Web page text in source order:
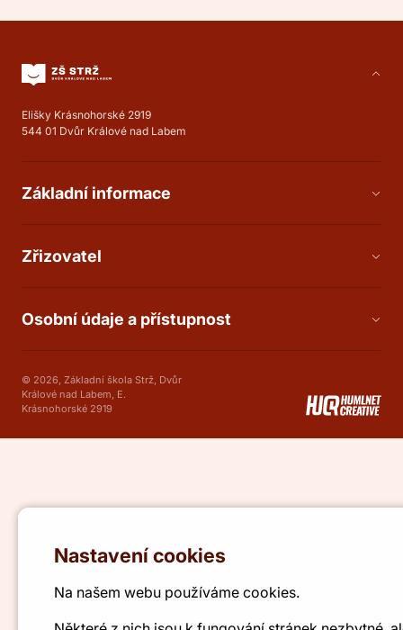
Elišky Krásnohorské 2919
544 01 Dvůr Králové nad Labem
Základní informace
Zřizovatel
Osobní údaje a přístupnost
© 2026, Základní škola Strž, Dvůr
Králové nad Labem, E.
Krásnohorské 2919
Nastavení cookies
Na našem webu používáme cookies.